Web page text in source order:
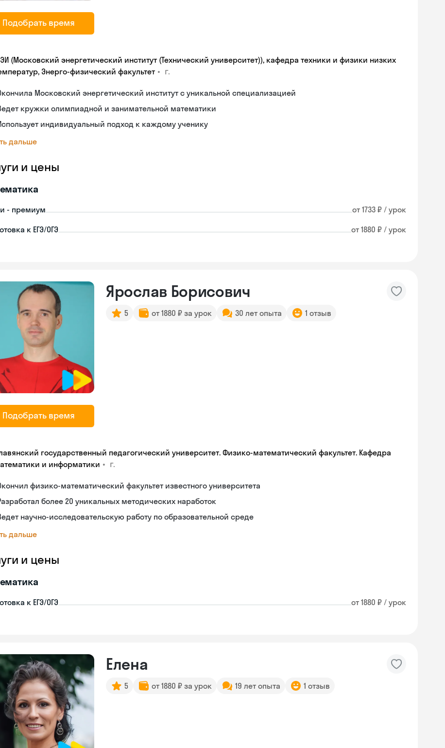
Подобрать время
(Московский энергетический институт (Технический университет)), кафедра техники и физики низких
Энерго-физический факультет • г.
Московский энергетический институт с уникальной специализацией
кружки олимпиадной и занимательной математики
индивидуальный подход к каждому ученику
дальше
и цены
- премиум от 1733 ₽ / урок
к ЕГЭ/ОГЭ от 1880 ₽ / урок
Подобрать время
Ярослав Борисович
5 от 1880 ₽ за урок 30 лет опыта 1 отзыв
государственный педагогический университет. Физико-математический факультет. Кафедра
и информатики • г.
физико-математический факультет известного университета
более 20 уникальных методических наработок
научно-исследовательскую работу по образовательной среде
дальше
и цены
к ЕГЭ/ОГЭ от 1880 ₽ / урок
Елена
5 от 1880 ₽ за урок 19 лет опыта 1 отзыв